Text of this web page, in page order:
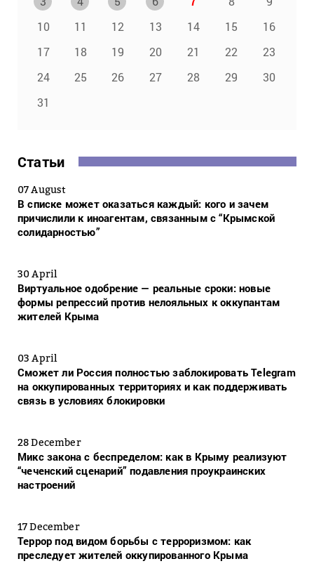
10
11 12 13 14 15
16
17
18 19 20 21 22
23
24
25 26 27 28 29
30
31
Статьи
07 August
В списке может оказаться каждый: кого и зачем
причислили к иноагентам, связанным с “Крымской
солидарностью”
30 April
Виртуальное одобрение — реальные сроки: новые
формы репрессий против нелояльных к оккупантам
жителей Крыма
03 April
Сможет ли Россия полностью заблокировать Telegram
на оккупированных территориях и как поддерживать
связь в условиях блокировки
28 December
Микс закона с беспределом: как в Крыму реализуют
“чеченский сценарий” подавления проукраинских
настроений
17 December
Террор под видом борьбы с терроризмом: как
преследует жителей оккупированного Крыма